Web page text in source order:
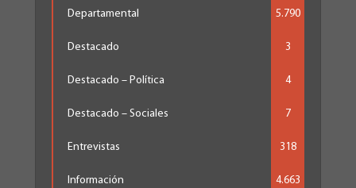
Departamental 5.790
Destacado 3
Destacado – Política 4
Destacado – Sociales 7
Entrevistas 318
Información 4.663